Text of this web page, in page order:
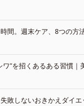
間。週末ケア、8つの方
ワ”を招くあるある習慣｜
敗しないおきかえダイエ